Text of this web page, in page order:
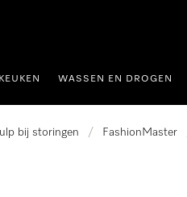
KEUKEN WASSEN EN DROGEN
bij storingen / FashionMaster